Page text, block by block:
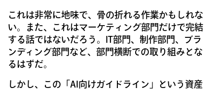
これは非常に地味で、骨の折れる作業かもしれな
い。また、これはマーケティング部門だけで完結
する話ではないだろう。IT部門、制作部門、ブラ
ンディング部門など、部門横断での取り組みとな
るはずだ。
しかし、この「AI向けガイドライン」という資産